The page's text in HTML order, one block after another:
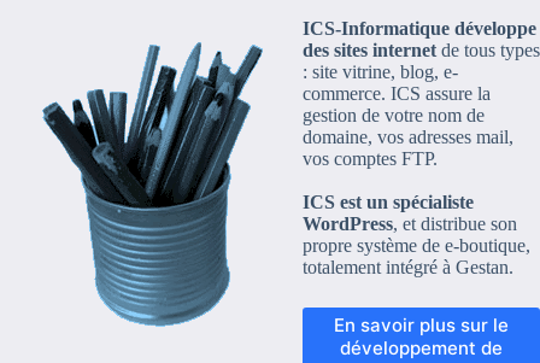
ICS-Informatique développe
des sites internetde tous types
: site vitrine, blog, e-
commerce. ICS assure la
gestion de votre nom de
domaine, vos adresses mail,
vos comptes FTP.
ICS est un spécialiste
WordPress, et distribue son
propre système de e-boutique,
totalement intégré à Gestan.
En savoir plus sur le
développement de